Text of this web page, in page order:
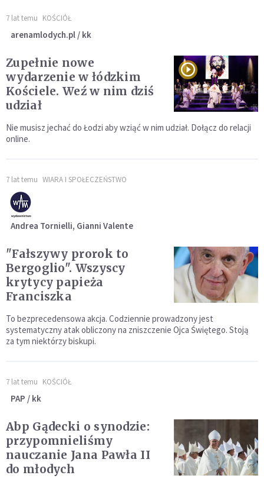
7 lat temu KOŚCIÓŁ
arenamlodych.pl / kk
Zupełnie nowe
wydarzenie w łódzkim
Kościele. Weź w nim dziś
udział
Nie musisz jechać do Łodzi aby wziąć w nim udział. Dołącz do relacji
online.
7 lat temu WIARA I SPOŁECZEŃSTWO
Andrea Tornielli, Gianni Valente
"Fałszywy prorok to
Bergoglio". Wszyscy
krytycy papieża
Franciszka
To bezprecedensowa akcja. Codziennie prowadzony jest
systematyczny atak obliczony na zniszczenie Ojca Świętego. Stoją
za tym niektórzy biskupi.
7 lat temu KOŚCIÓŁ
PAP / kk
Abp Gądecki o synodzie:
przypomnieliśmy
nauczanie Jana Pawła II
do młodych